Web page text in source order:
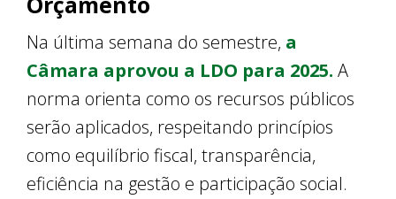
Na última semana do semestre, a
Câmara aprovou a LDO para 2025. A
norma orienta como os recursos públicos
serão aplicados, respeitando princípios
como equilíbrio fiscal, transparência,
eficiência na gestão e participação social.